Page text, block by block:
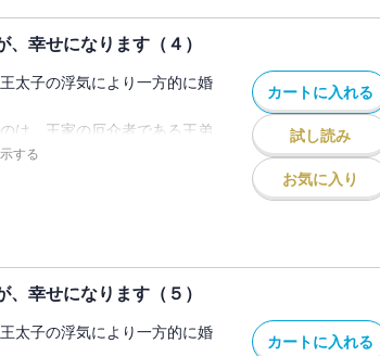
がされましたが、幸せになり
アンセン王弟殿下」～「本
」（前半）までを収録
いつしかその距離は縮まりど
・・・。
っという間に誰もが目を奪わ
でもかと溺愛されて――！？
がされましたが、幸せになり
のことを教えてください」
・・。
が、父の言葉を信じて、妻と
意する。
手く話もできず、いつも自信
いつしかその距離は縮まりど
・・・。
っという間に誰もが目を奪わ
でもかと溺愛されて――！？
幸せになります（４）
太子の浮気により一方的に婚
は、王家の厄介者である王弟
どの強い魔力を持つ素晴らし
・・。
が、父の言葉を信じて、妻と
意する。
する
カートに入れる
試し読み
お気に入り
幸せになります（５）
太子の浮気により一方的に婚
カートに入れる